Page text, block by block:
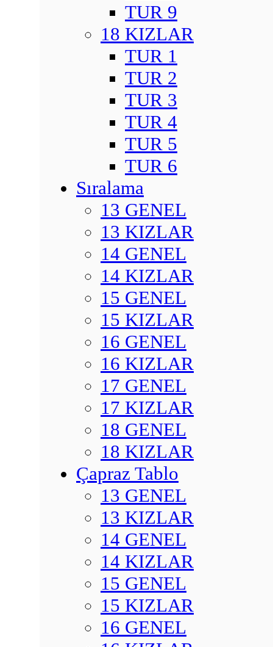
TUR 9
18 KIZLAR
TUR 1
TUR 2
TUR 3
TUR 4
TUR 5
TUR 6
Sıralama
13 GENEL
13 KIZLAR
14 GENEL
14 KIZLAR
15 GENEL
15 KIZLAR
16 GENEL
16 KIZLAR
17 GENEL
17 KIZLAR
18 GENEL
18 KIZLAR
Çapraz Tablo
13 GENEL
13 KIZLAR
14 GENEL
14 KIZLAR
15 GENEL
15 KIZLAR
16 GENEL